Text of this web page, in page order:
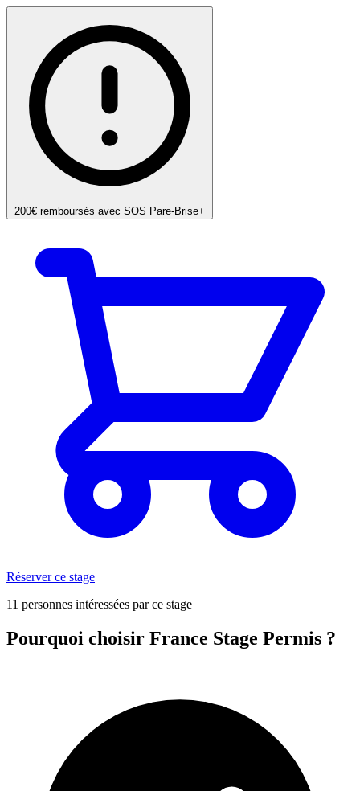
200€ remboursés avec SOS Pare-Brise+
Réserver ce stage
11 personnes intéressées par ce stage
Pourquoi choisir France Stage Permis ?